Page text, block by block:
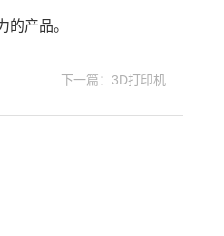
产品。
下一篇：3D打印机